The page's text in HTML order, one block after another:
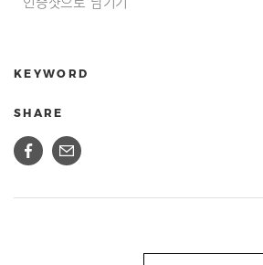
KEYWORD
SHARE